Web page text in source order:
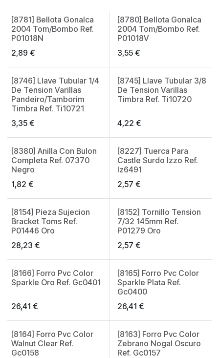
[8781] Bellota Gonalca
2004 Tom/Bombo Ref.
P01018N
2,89 €
[8780] Bellota Gonalca
2004 Tom/Bombo Ref.
P01018V
3,55€
[8746] Llave Tubular 1/4
De Tension Varillas
Pandeiro/Tamborim
Timbra Ref. Ti10721
3,35 €
[8745] Llave Tubular 3/8
De Tension Varillas
Timbra Ref. Ti10720
4,22 €
[8380] Anilla Con Bulon
Completa Ref. 07370
Negro
1,82 €
[8227] Tuerca Para
Castle Surdo Izzo Ref.
Iz6491
2,57 €
[8154] Pieza Sujecion
Bracket Toms Ref.
P01446 Oro
28,23 €
[8152] Tornillo Tension
7/32 145mm Ref.
P01279 Oro
2,57 €
[8166] Forro Pvc Color
Sparkle Oro Ref. Gc0401
26,41 €
[8165] Forro Pvc Color
Sparkle Plata Ref.
Gc0400
26,41 €
[8164] Forro Pvc Color
Walnut Clear Ref.
Gc0158
[8163] Forro Pvc Color
Zebrano Nogal Oscuro
Ref. Gc0157